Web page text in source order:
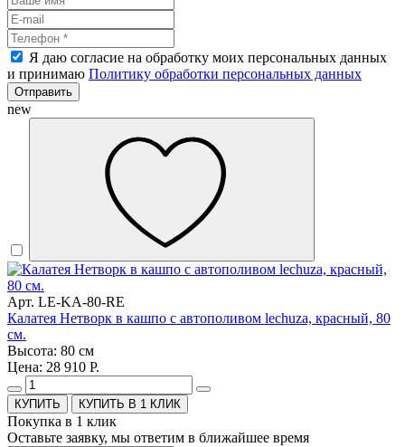
Я даю согласие на обработку моих персональных данных
и принимаю Политику обработки персональных данных
Отправить
new
Арт. LE-KA-80-RE
Калатея Нетворк в кашпо с автополивом lechuza, красный, 80
см.
Высота: 80 см
Цена: 28 910 Р.
КУПИТЬ В 1 КЛИК
Покупка в 1 клик
Оставьте заявку, мы ответим в ближайшее время